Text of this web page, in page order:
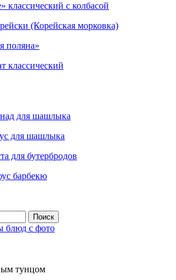
классический с колбасой
(Корейская морковка)
поляна»
классический
для шашлыка
для шашлыка
для бутербродов
барбекю
блюд с фото
тунцом